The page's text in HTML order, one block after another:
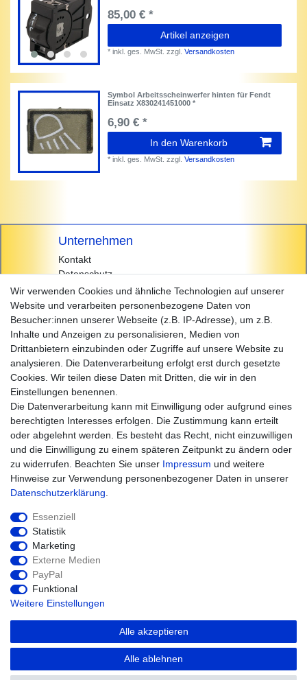
85,00 € *
Artikel anzeigen
*inkl. ges. MwSt. zzgl.Versandkosten
Symbol Arbeitsscheinwerfer hinten für Fendt
Einsatz X830241451000 *
6,90 € *
In den Warenkorb
*inkl. ges. MwSt. zzgl.Versandkosten
Unternehmen
Kontakt
Datenschutz
AGB
Impressum
Einkaufen
Zahlungsarten
Versandarten & -kosten
Widerrufsrecht
Warenkorb
Zur Kasse
Hilfe
Daten­schutz­erklärung
© Copyright 2026 agriTek | Alle Rechte
vorbehalten.
Wir verwenden Cookies und ähnliche Technologien auf unserer
Website und verarbeiten personenbezogene Daten von
Besucher:innen unserer Webseite (z.B. IP-Adresse), um z.B.
Inhalte und Anzeigen zu personalisieren, Medien von
Drittanbietern einzubinden oder Zugriffe auf unsere Website zu
analysieren. Die Datenverarbeitung erfolgt erst durch gesetzte
Cookies. Wir teilen diese Daten mit Dritten, die wir in den
Einstellungen benennen.
Die Datenverarbeitung kann mit Einwilligung oder aufgrund eines
berechtigten Interesses erfolgen. Die Zustimmung kann erteilt
oder abgelehnt werden. Es besteht das Recht, nicht einzuwilligen
und die Einwilligung zu einem späteren Zeitpunkt zu ändern oder
zu widerrufen. Beachten Sie unser Impressum und weitere
Hinweise zur Verwendung personenbezogener Daten in unserer
Daten­schutz­erklärung
Essenziell
Statistik
Marketing
Externe Medien
PayPal
Funktional
Weitere Einstellungen
Alle akzeptieren
Alle ablehnen